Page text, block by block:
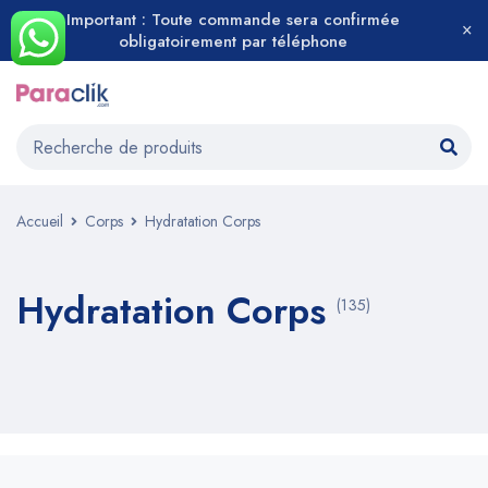
Important : Toute commande sera confirmée
obligatoirement par téléphone
Accueil Corps Hydratation Corps
Hydratation Corps (135)